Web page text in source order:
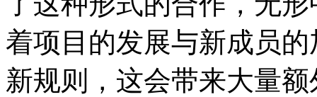
着项目的发展与新成员
新规则，这会带来大量